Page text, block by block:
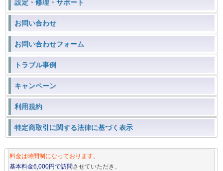
設定・修理・サポート
お問い合わせ
お問い合わせフォーム
トラブル事例
キャンペーン
利用規約
特定商取引に関する法律に基づく表示
料金は時間制になっております。
基本料金6,000円で訪問させていただき、